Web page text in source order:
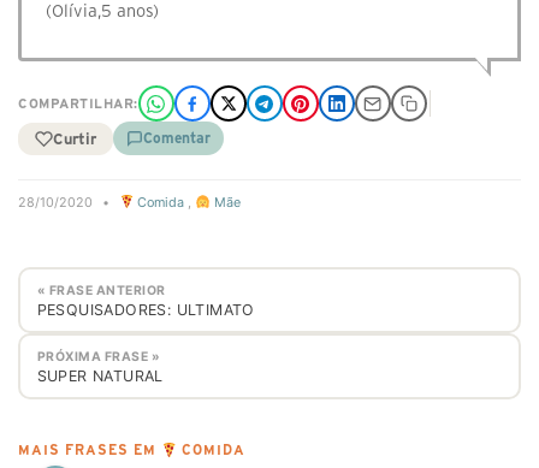
(Olívia,5 anos)
COMPARTILHAR:
Curtir Comentar
28/10/2020 • Comida , Mãe
« FRASE ANTERIOR
PESQUISADORES: ULTIMATO
PRÓXIMA FRASE »
SUPER NATURAL
MAIS FRASES EM COMIDA